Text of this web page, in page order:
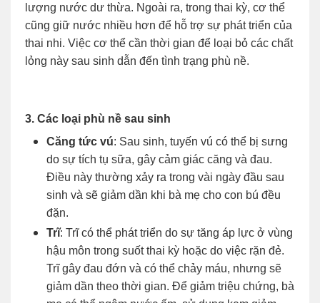
lượng nước dư thừa. Ngoài ra, trong thai kỳ, cơ thể
cũng giữ nước nhiều hơn để hỗ trợ sự phát triển của
thai nhi. Việc cơ thể cần thời gian để loại bỏ các chất
lỏng này sau sinh dẫn đến tình trạng phù nề.
3. Các loại phù nề sau sinh
Căng tức vú: Sau sinh, tuyến vú có thể bị sưng
do sự tích tụ sữa, gây cảm giác căng và đau.
Điều này thường xảy ra trong vài ngày đầu sau
sinh và sẽ giảm dần khi bà mẹ cho con bú đều
đặn.
Trĩ: Trĩ có thể phát triển do sự tăng áp lực ở vùng
hậu môn trong suốt thai kỳ hoặc do việc rặn đẻ.
Trĩ gây đau đớn và có thể chảy máu, nhưng sẽ
giảm dần theo thời gian. Để giảm triệu chứng, bà